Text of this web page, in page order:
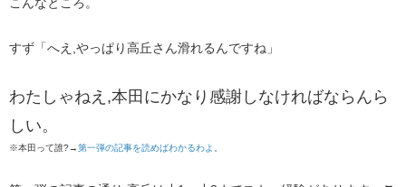
こんなところ。
すず「へえ,やっぱり高丘さん滑れるんですね」
わたしゃねえ,本田にかなり感謝しなければならんら
しい。
※本田って誰?→​第一弾の記事を読めばわかるわよ。